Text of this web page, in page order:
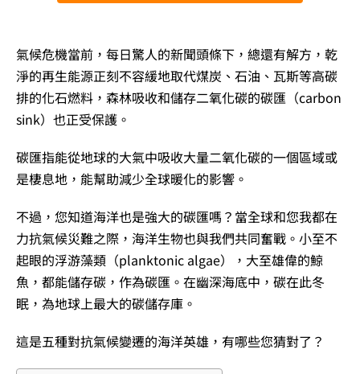
氣候危機當前，每日驚人的新聞頭條下，總還有解方，乾
淨的再生能源正刻不容緩地取代煤炭、石油、瓦斯等高碳
排的化石燃料，森林吸收和儲存二氧化碳的碳匯（carbon
sink）也正受保護。
碳匯指能從地球的大氣中吸收大量二氧化碳的一個區域或
是棲息地，能幫助減少全球暖化的影響。
不過，您知道海洋也是強大的碳匯嗎？當全球和您我都在
力抗氣候災難之際，海洋生物也與我們共同奮戰。小至不
起眼的浮游藻類（planktonic algae），大至雄偉的鯨
魚，都能儲存碳，作為碳匯。在幽深海底中，碳在此冬
眠，為地球上最大的碳儲存庫。
這是五種對抗氣候變遷的海洋英雄，有哪些您猜對了？